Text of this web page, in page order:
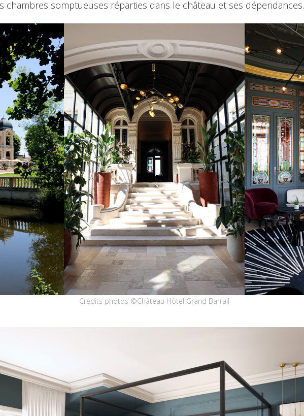
chambres somptueuses réparties dans le château et ses dépendances.
Crédits photos ©Château Hôtel Grand Barrail